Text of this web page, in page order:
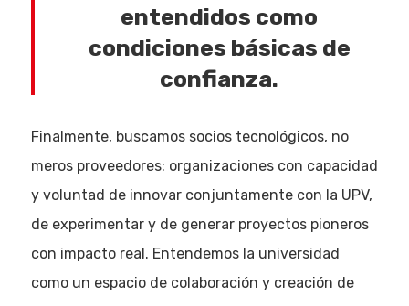
entendidos como
condiciones básicas de
confianza.
Finalmente, buscamos socios tecnológicos, no
meros proveedores: organizaciones con capacidad
y voluntad de innovar conjuntamente con la UPV,
de experimentar y de generar proyectos pioneros
con impacto real. Entendemos la universidad
como un espacio de colaboración y creación de